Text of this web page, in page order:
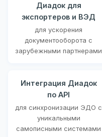
Диадок для
экспортеров и ВЭД
для ускорения
документооборота с
зарубежными партнерами
Интеграция Диадок
по API
для синхронизации ЭДО с
уникальными
самописными системами